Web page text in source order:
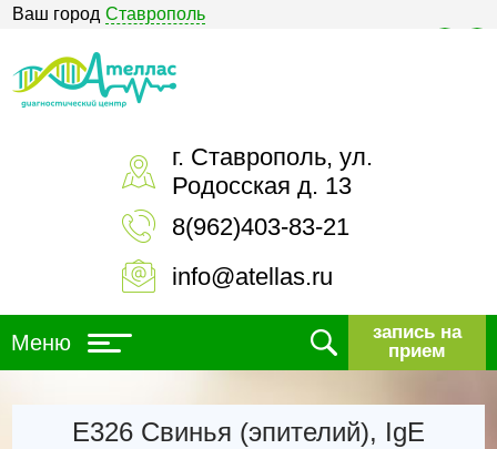
Ваш город Ставрополь
г. Ставрополь, ул.
Родосская д. 13
8(962)403-83-21
info@atellas.ru
Меню
запись на
прием
Е326 Свинья (эпителий), IgE